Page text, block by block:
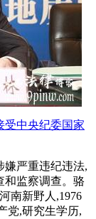
受中央纪委国家
嫌严重违纪违法,
和监察调查。骆
南新野人,1976
党,研究生学历,